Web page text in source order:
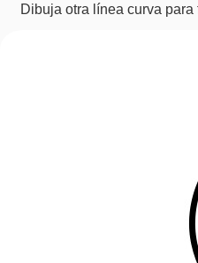
Dibuja otra línea curva para